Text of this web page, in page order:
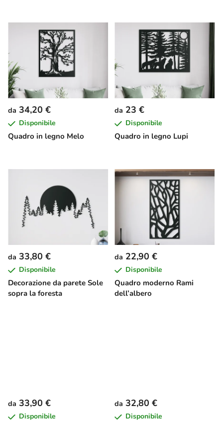
Quadro in legno Melo
da 34,20 €
Disponibile
Quadro in legno Lupi
da 23 €
Disponibile
Decorazione da parete Sole
sopra la foresta
da 33,80 €
Disponibile
Quadro moderno Rami
dell’albero
da 22,90 €
Disponibile
da 33,90 €
Disponibile
da 32,80 €
Disponibile